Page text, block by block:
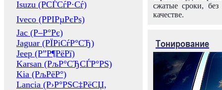
Isuzu (РСЃСѓР·Сѓ)
Iveco (РРІРµРєРѕ)
Jac (Р–Р°Рє)
Jaguar (РЇРіСѓР°СЂ)
Jeep (Р”Р¶РёРї)
Karsan (РљР°СЂСЃР°РЅ)
Kia (РљРёР°)
Lancia (Р›Р°РЅС‡РёСЏ,
сжатые сроки,
качестве.
Тонирование